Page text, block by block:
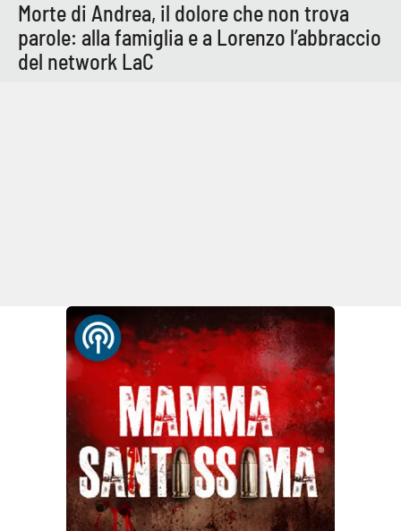
Morte di Andrea, il dolore che non trova
parole: alla famiglia e a Lorenzo l’abbraccio
del network LaC